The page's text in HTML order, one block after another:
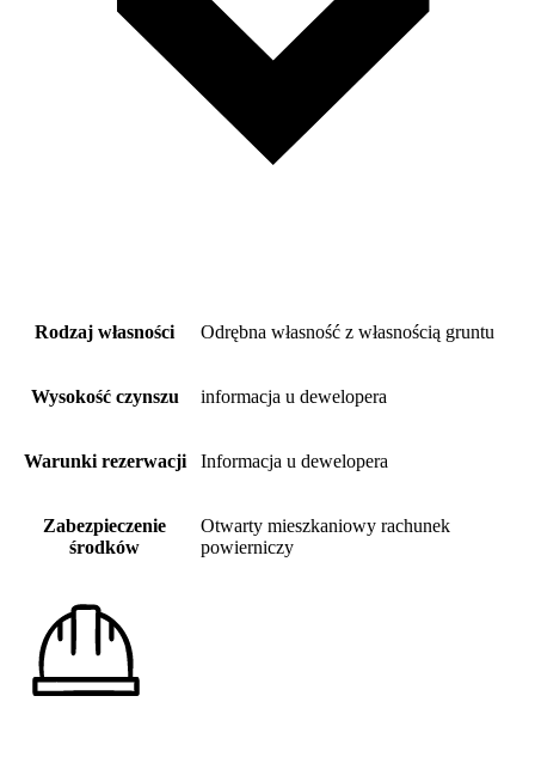
Rodzaj własności Odrębna własność z własnością gruntu
Wysokość czynszu informacja u dewelopera
Warunki rezerwacji Informacja u dewelopera
Zabezpieczenie
środków
Otwarty mieszkaniowy rachunek
powierniczy